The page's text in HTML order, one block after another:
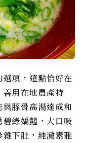
項，這點恰好在
用在地農產特
豚骨高湯達成和
綠嬌豔，大口吸
下肚，純澈素雅